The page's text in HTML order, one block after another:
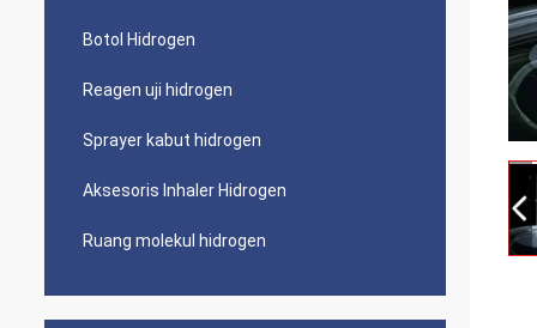
Botol Hidrogen
Reagen uji hidrogen
Sprayer kabut hidrogen
Aksesoris Inhaler Hidrogen
Ruang molekul hidrogen